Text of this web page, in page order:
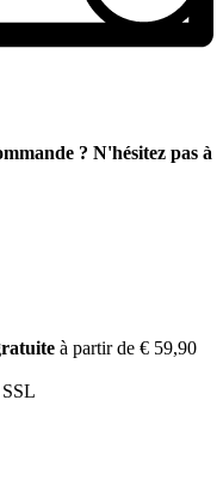
? N'hésitez pas à
à partir de € 59,90